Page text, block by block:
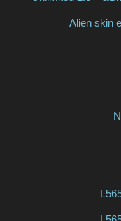
Alien skin